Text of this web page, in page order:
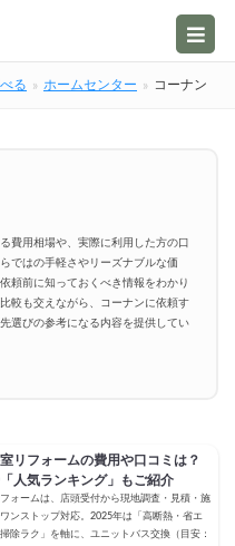
る ホームセンター コーナン
費用相場や、実際に利用した方の口
ではの手軽さやリーズナブルな価
頼前に知っておくべき情報をわかり
較も交えながら、コーナンに依頼す
選びの参考になる内容を提供してい
リフォームの費用や口コミは？
「人気ランキング」もご紹介
ォームは、店頭受付から現地調査・見積・施
ンストップ対応。2025年は「高断熱・省エ
除ラク」を軸に、ユニットバス交換（目安：